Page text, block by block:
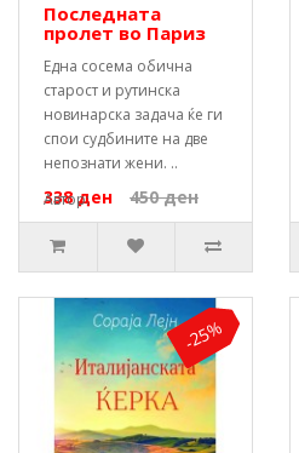
Последната
пролет во Париз
Една сосема обична
старост и рутинска
новинарска задача ќе ги
спои судбините на две
непознати жени. ..
Автор:
338 ден 450 ден
-25%